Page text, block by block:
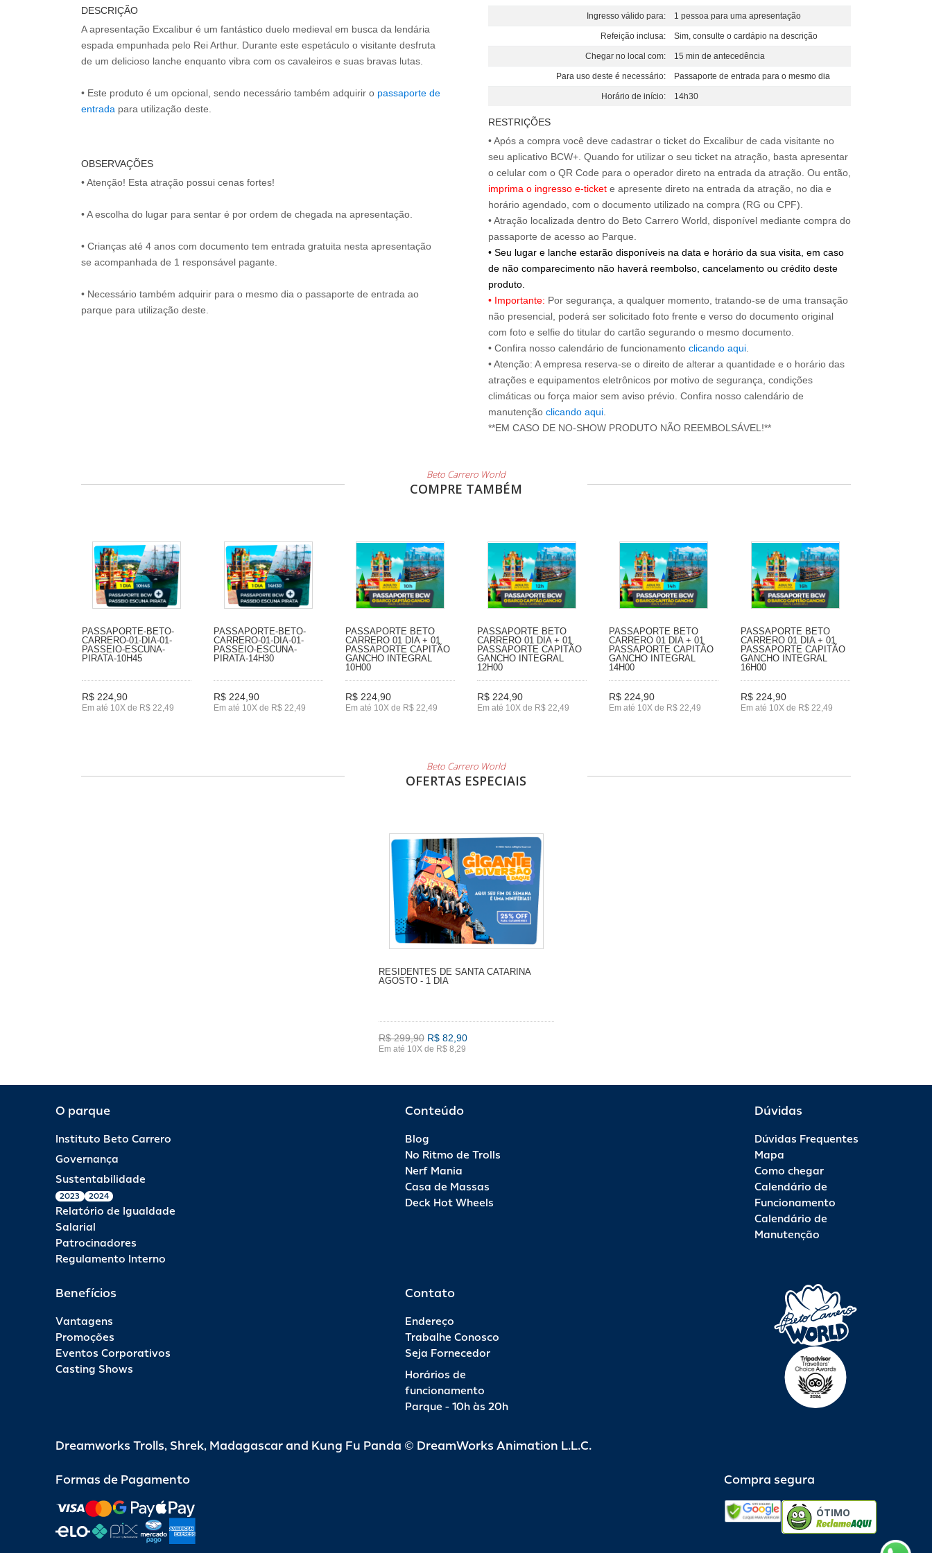
DESCRIÇÃO
A apresentação Excalibur é um fantástico duelo medieval em busca da lendária
espada empunhada pelo Rei Arthur. Durante este espetáculo o visitante desfruta
de um delicioso lanche enquanto vibra com os cavaleiros e suas bravas lutas.
• Este produto é um opcional, sendo necessário também adquirir o passaporte de
entrada para utilização deste.
OBSERVAÇÕES
• Atenção! Esta atração possui cenas fortes!
• A escolha do lugar para sentar é por ordem de chegada na apresentação.
• Crianças até 4 anos com documento tem entrada gratuita nesta apresentação
se acompanhada de 1 responsável pagante.
• Necessário também adquirir para o mesmo dia o passaporte de entrada ao
parque para utilização deste.
Ingresso válido para: 1 pessoa para uma apresentação
Refeição inclusa: Sim, consulte o cardápio na descrição
Chegar no local com: 15 min de antecedência
Para uso deste é necessário: Passaporte de entrada para o mesmo dia
Horário de início: 14h30
RESTRIÇÕES
• Após a compra você deve cadastrar o ticket do Excalibur de cada visitante no
seu aplicativo BCW+. Quando for utilizar o seu ticket na atração, basta apresentar
o celular com o QR Code para o operador direto na entrada da atração. Ou então,
imprima o ingresso e-ticket e apresente direto na entrada da atração, no dia e
horário agendado, com o documento utilizado na compra (RG ou CPF).
• Atração localizada dentro do Beto Carrero World, disponível mediante compra do
• Seu lugar e lanche estarão disponíveis na data e horário da sua visita, em caso
de não comparecimento não haverá reembolso, cancelamento ou crédito deste
produto.
• Importante: Por segurança, a qualquer momento, tratando-se de uma transação
não presencial, poderá ser solicitado foto frente e verso do documento original
com foto e selfie do titular do cartão segurando o mesmo documento.
• Confira nosso calendário de funcionamento clicando aqui
• Atenção: A empresa reserva-se o direito de alterar a quantidade e o horário das
atrações e equipamentos eletrônicos por motivo de segurança, condições
climáticas ou força maior sem aviso prévio. Confira nosso calendário de
manutenção clicando aqui
Beto Carrero World
COMPRE TAMBÉM
PASSAPORTE-BETO-
CARRERO-01-DIA-01-
PASSEIO-ESCUNA-
PIRATA-10H45
R$ 224,90
Em até 10X de R$ 22,49
PASSAPORTE-BETO-
CARRERO-01-DIA-01-
PASSEIO-ESCUNA-
PIRATA-14H30
R$ 224,90
Em até 10X de R$ 22,49
PASSAPORTE BETO
CARRERO 01 DIA + 01
PASSAPORTE CAPITÃO
GANCHO INTEGRAL
10H00
R$ 224,90
Em até 10X de R$ 22,49
PASSAPORTE BETO
CARRERO 01 DIA + 01
PASSAPORTE CAPITÃO
GANCHO INTEGRAL
12H00
R$ 224,90
Em até 10X de R$ 22,49
PASSAPORTE BETO
CARRERO 01 DIA + 01
PASSAPORTE CAPITÃO
GANCHO INTEGRAL
14H00
R$ 224,90
Em até 10X de R$ 22,49
PASSAPORTE BETO
CARRERO 01 DIA + 01
PASSAPORTE CAPITÃO
GANCHO INTEGRAL
16H00
R$ 224,90
Em até 10X de R$ 22,49
Beto Carrero World
OFERTAS ESPECIAIS
RESIDENTES DE SANTA CATARINA
AGOSTO - 1 DIA
R$ 299,90 R$ 82,90
Em até 10X de R$ 8,29
O parque
Instituto Beto Carrero
Governança
Sustentabilidade
2023 2024
Relatório de Igualdade
Salarial
Patrocinadores
Regulamento Interno
Conteúdo
Blog
No Ritmo de Trolls
Nerf Mania
Casa de Massas
Deck Hot Wheels
Dúvidas
Dúvidas Frequentes
Mapa
Como chegar
Calendário de
Funcionamento
Calendário de
Manutenção
Benefícios
Vantagens
Promoções
Eventos Corporativos
Casting Shows
Contato
Endereço
Trabalhe Conosco
Seja Fornecedor
Horários de
funcionamento
Parque - 10h às 20h
Dreamworks Trolls, Shrek, Madagascar and Kung Fu Panda © DreamWorks Animation L.L.C.
Formas de Pagamento Compra segura
ÓTIMO